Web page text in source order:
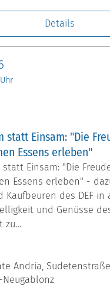
Details
statt Einsam: "Die
Essens erleben"
statt Einsam: "Die
Essens erleben" -
Kaufbeuren des DEF in
und Genüsse
zu…
Andria,